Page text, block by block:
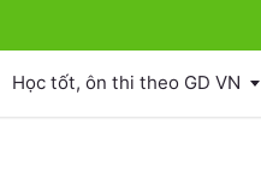
Học tốt, ôn thi theo GD VN